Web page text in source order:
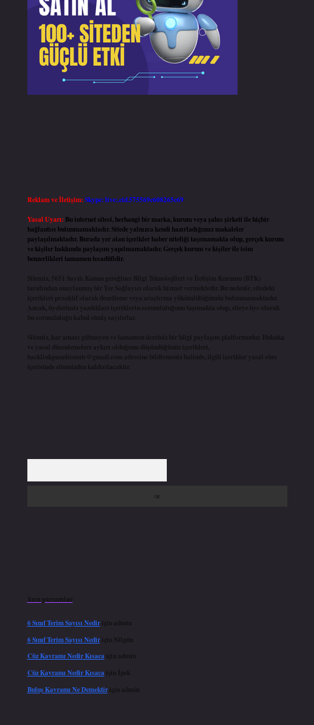
Reklam ve İletişim:Skype: live:.cid.575569c608265c69
Yasal Uyarı: Bu internet sitesi, herhangi bir marka, kurum veya şahıs şirketi ile hiçbir
bağlantısı bulunmamaktadır. Sitede yalnızca kendi hazırladığımız makaleler
paylaşılmaktadır. Burada yer alan içerikler haber niteliği taşımamakta olup, gerçek kurum
ve kişiler hakkında paylaşım yapılmamaktadır. Gerçek kurum ve kişiler ile isim
benzerlikleri tamamen tesadüfidir.
Sitemiz, 5651 Sayılı Kanun gereğince Bilgi Teknolojileri ve İletişim Kurumu (BTK)
tarafından onaylanmış bir Yer Sağlayıcı olarak hizmet vermektedir. Bu nedenle, sitedeki
içerikleri proaktif olarak denetleme veya araştırma yükümlülüğümüz bulunmamaktadır.
Ancak, üyelerimiz yazdıkları içeriklerin sorumluluğunu taşımakta olup, siteye üye olarak
bu sorumluluğu kabul etmiş sayılırlar.
Sitemiz, kar amacı gütmeyen ve tamamen ücretsiz bir bilgi paylaşım platformudur. Hukuka
ve yasal düzenlemelere aykırı olduğunu düşündüğünüz içerikleri,
backlinkpanelicomtr@gmail.com adresine bildirmeniz halinde, ilgili içerikler yasal süre
içerisinde sitemizden kaldırılacaktır.
Son yorumlar
6 Sınıf Terim Sayısı Nediriçin admin
6 Sınıf Terim Sayısı Nediriçin Nilgün
Cüz Kavramı Nedir Kısacaiçin admin
Cüz Kavramı Nedir Kısacaiçin
İpek
Buluş Kavramı Ne Demektiriçin admin